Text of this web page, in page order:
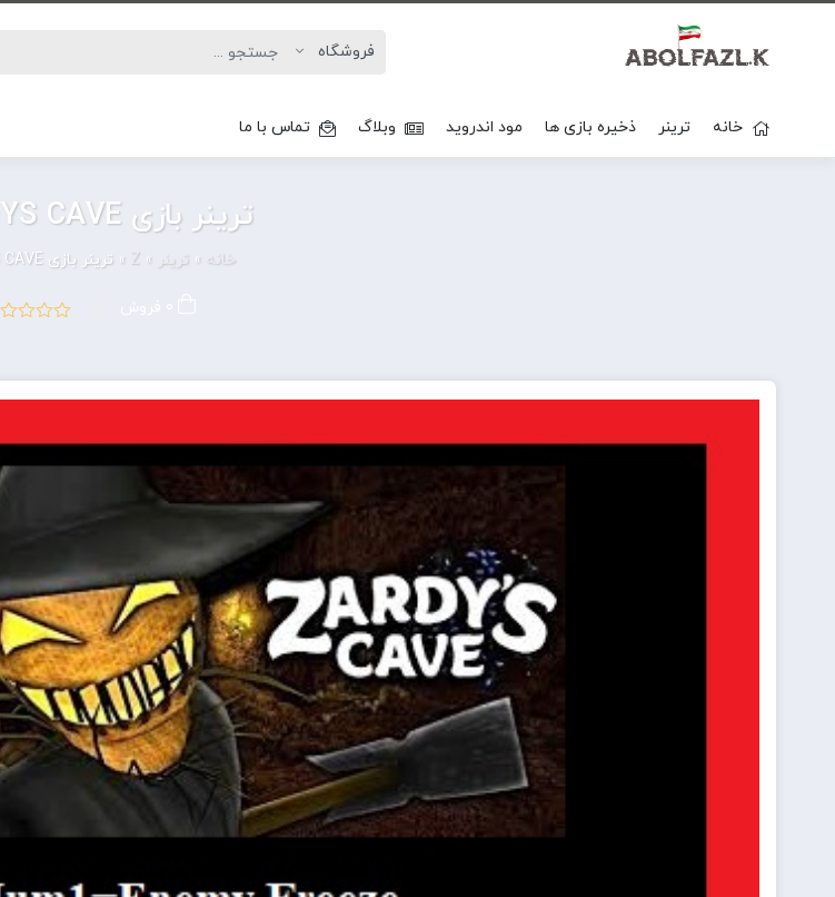
خانه ترینر ذخیره بازی ها مود اندروید وبلاگ تماس با ما
ترینر بازی ZARDYS CAVE
خانه » ترینر »
Z
» ترینر بازی ZARDYS CAVE